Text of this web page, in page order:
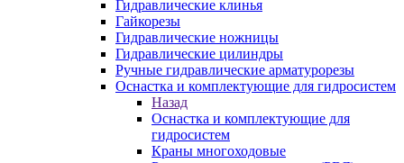
Гидравлические клинья
Гайкорезы
Гидравлические ножницы
Гидравлические цилиндры
Ручные гидравлические арматурорезы
Оснастка и комплектующие для гидросистем
Назад
Оснастка и комплектующие для
гидросистем
Краны многоходовые